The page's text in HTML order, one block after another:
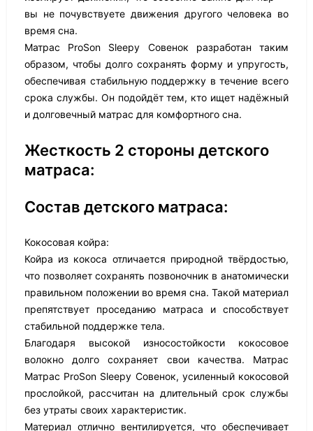
вы не почувствуете движения другого человека во
время сна.
Матрас ProSon Sleepy Совенок разработан таким
образом, чтобы долго сохранять форму и упругость,
обеспечивая стабильную поддержку в течение всего
срока службы. Он подойдёт тем, кто ищет надёжный
и долговечный матрас для комфортного сна.
Жесткость 2 стороны детского
матраса:
Состав детского матраса:
Кокосовая койра:
Койра из кокоса отличается природной твёрдостью,
что позволяет сохранять позвоночник в анатомически
правильном положении во время сна. Такой материал
препятствует проседанию матраса и способствует
стабильной поддержке тела.
Благодаря высокой износостойкости кокосовое
волокно долго сохраняет свои качества. Матрас
Матрас ProSon Sleepy Совенок, усиленный кокосовой
прослойкой, рассчитан на длительный срок службы
без утраты своих характеристик.
Материал отлично вентилируется, что обеспечивает